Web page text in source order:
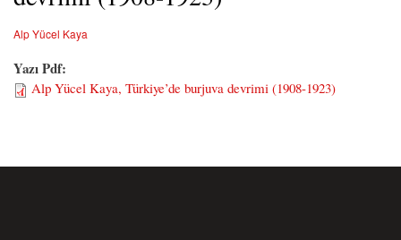
Alp Yücel Kaya
Yazı Pdf:
Alp Yücel Kaya, Türkiye’de burjuva devrimi (1908-1923)